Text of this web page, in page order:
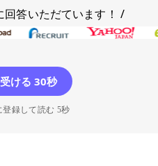
答いただています！ /
ける 30秒
録して読む 5秒